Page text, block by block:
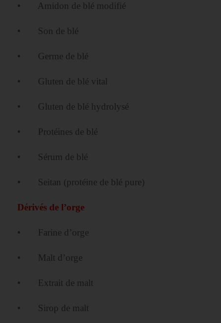
• Amidon de blé modifié
• Son de blé
• Germe de blé
• Gluten de blé vital
• Gluten de blé hydrolysé
• Protéines de blé
• Sérum de blé
• Seitan (protéine de blé pure)
Dérivés de l’orge
• Farine d’orge
• Malt d’orge
• Extrait de malt
• Sirop de malt